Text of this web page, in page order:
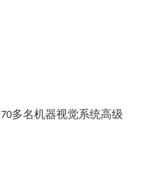
70多名机器视觉系统高级